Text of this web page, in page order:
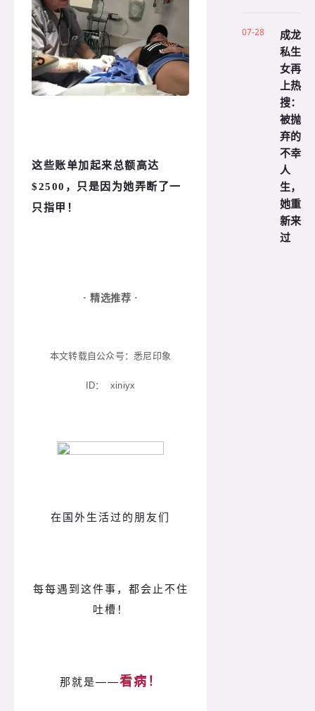
这些账单加起来总额高达
$2500，只是因为她弄断了一
只指甲！
· 精选推荐 ·
本文转载自公众号：悉尼印象
ID： xiniyx
在国外生活过的朋友们
每每遇到这件事，都会止不住
吐槽！
那就是——看病！
07-28
成龙
私生
女再
上热
搜：
被抛
弃的
不幸
人
生，
她重
新来
过